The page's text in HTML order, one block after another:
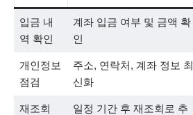
입금 내
역 확인
계좌 입금 여부 및 금액 확
인
개인정보
점검
주소, 연락처, 계좌 정보 최
신화
재조회
일정 기간 후 재조회로 추